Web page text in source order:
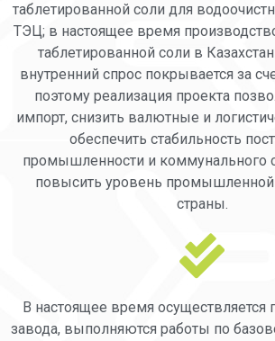
таблетированной соли для
ТЭЦ; в настоящее время
таблетированной соли в Казахстан
внутренний спрос покрывается за
поэтому реализация проекта
импорт, снизить валютные и
обеспечить стабильность
промышленности и коммунального
повысить уровень промышленной
страны.
В настоящее время осуществляется
завода, выполняются работы по